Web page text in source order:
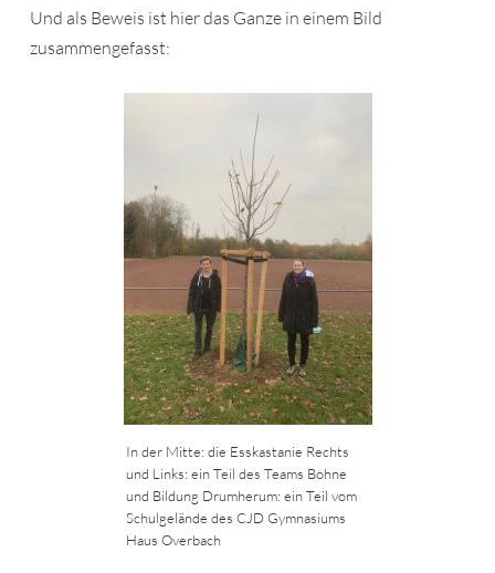
Und als Beweis ist hier das Ganze in einem Bild
zusammengefasst:
In der Mitte: die Esskastanie Rechts
und Links: ein Teil des Teams Bohne
und Bildung Drumherum: ein Teil vom
Schulgelände des CJD Gymnasiums
Haus Overbach